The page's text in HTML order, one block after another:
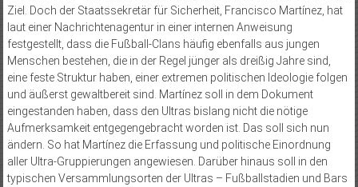
Ziel. Doch der Staatssekretär für Sicherheit, Francisco Martínez, hat
laut einer Nachrichtenagentur in einer internen Anweisung
festgestellt, dass die Fußball-Clans häufig ebenfalls aus jungen
Menschen bestehen, die in der Regel jünger als dreißig Jahre sind,
eine feste Struktur haben, einer extremen politischen Ideologie folgen
und äußerst gewaltbereit sind. Martínez soll in dem Dokument
eingestanden haben, dass den Ultras bislang nicht die nötige
Aufmerksamkeit entgegengebracht worden ist. Das soll sich nun
ändern. So hat Martínez die Erfassung und politische Einordnung
aller Ultra-Gruppierungen angewiesen. Darüber hinaus soll in den
typischen Versammlungsorten der Ultras – Fußballstadien und Bars